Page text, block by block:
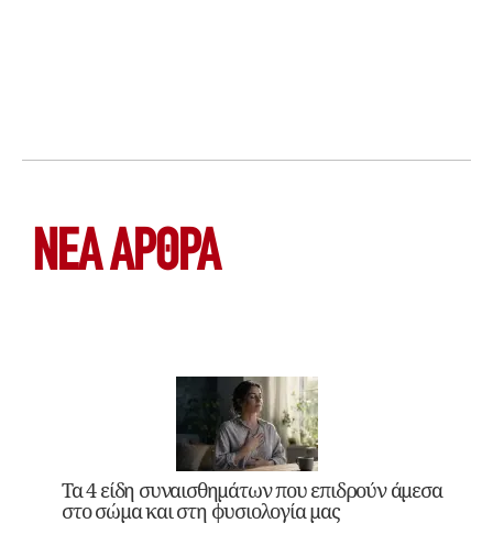
ΝΕΑ ΆΡΘΡΑ
Τα 4 είδη συναισθημάτων που επιδρούν άμεσα
στο σώμα και στη φυσιολογία μας